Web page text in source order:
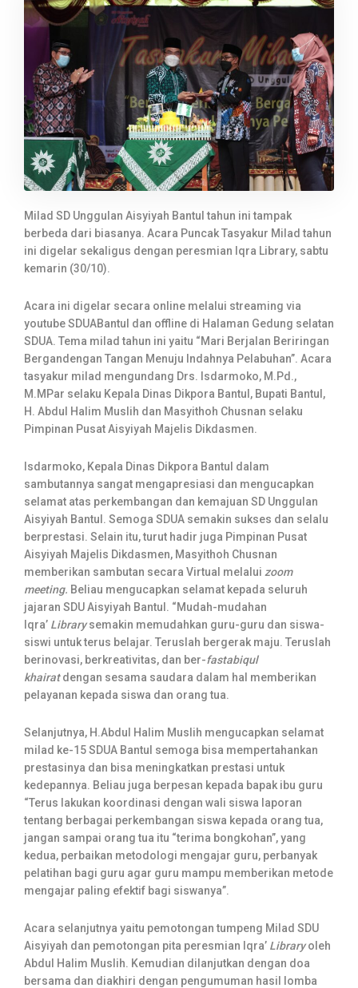
Milad SD Unggulan Aisyiyah Bantul tahun ini tampak
berbeda dari biasanya. Acara Puncak Tasyakur Milad tahun
ini digelar sekaligus dengan peresmian Iqra Library, sabtu
kemarin (30/10).
Acara ini digelar secara online melalui streaming via
youtube SDUABantul dan offline di Halaman Gedung selatan
SDUA. Tema milad tahun ini yaitu “Mari Berjalan Beriringan
Bergandengan Tangan Menuju Indahnya Pelabuhan”. Acara
tasyakur milad mengundang Drs. Isdarmoko, M.Pd.,
M.MPar selaku Kepala Dinas Dikpora Bantul, Bupati Bantul,
H. Abdul Halim Muslih dan Masyithoh Chusnan selaku
Pimpinan Pusat Aisyiyah Majelis Dikdasmen.
Isdarmoko, Kepala Dinas Dikpora Bantul dalam
sambutannya sangat mengapresiasi dan mengucapkan
selamat atas perkembangan dan kemajuan SD Unggulan
Aisyiyah Bantul. Semoga SDUA semakin sukses dan selalu
berprestasi. Selain itu, turut hadir juga Pimpinan Pusat
Aisyiyah Majelis Dikdasmen, Masyithoh Chusnan
memberikan sambutan secara Virtual melalui zoom
meeting. Beliau mengucapkan selamat kepada seluruh
jajaran SDU Aisyiyah Bantul. “Mudah-mudahan
Iqra’ Librarysemakin memudahkan guru-guru dan siswa-
siswi untuk terus belajar. Teruslah bergerak maju. Teruslah
berinovasi, berkreativitas, dan ber-fastabiqul
khairatdengan sesama saudara dalam hal memberikan
pelayanan kepada siswa dan orang tua.
Selanjutnya, H.Abdul Halim Muslih mengucapkan selamat
milad ke-15 SDUA Bantul semoga bisa mempertahankan
prestasinya dan bisa meningkatkan prestasi untuk
kedepannya. Beliau juga berpesan kepada bapak ibu guru
“Terus lakukan koordinasi dengan wali siswa laporan
tentang berbagai perkembangan siswa kepada orang tua,
jangan sampai orang tua itu “terima bongkohan”, yang
kedua, perbaikan metodologi mengajar guru, perbanyak
pelatihan bagi guru agar guru mampu memberikan metode
mengajar paling efektif bagi siswanya”.
Acara selanjutnya yaitu pemotongan tumpeng Milad SDU
Aisyiyah dan pemotongan pita peresmian Iqra’ Libraryoleh
Abdul Halim Muslih. Kemudian dilanjutkan dengan doa
bersama dan diakhiri dengan pengumuman hasil lomba